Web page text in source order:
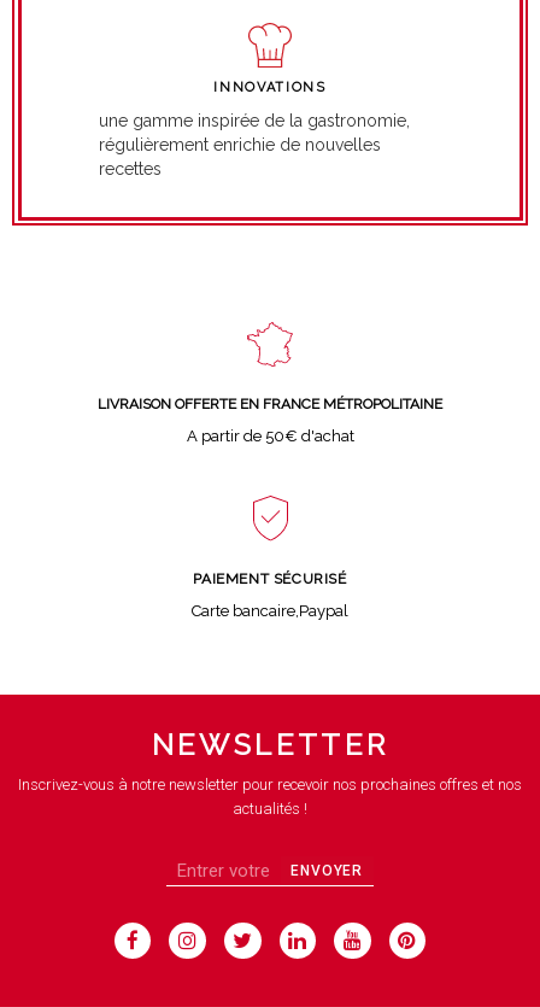
INNOVATIONS
une gamme inspirée de la gastronomie,
régulièrement enrichie de nouvelles
recettes
LIVRAISON OFFERTE EN FRANCE MÉTROPOLITAINE
A partir de 50€ d'achat
PAIEMENT SÉCURISÉ
Carte bancaire,Paypal
NEWSLETTER
Inscrivez-vous à notre newsletter pour recevoir nos prochaines offres et nos
actualités !
ENVOYER